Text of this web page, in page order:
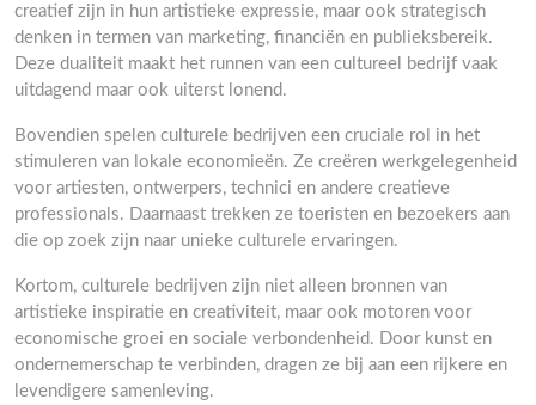
creatief zijn in hun artistieke expressie, maar ook strategisch
denken in termen van marketing, financiën en publieksbereik.
Deze dualiteit maakt het runnen van een cultureel bedrijf vaak
uitdagend maar ook uiterst lonend.
Bovendien spelen culturele bedrijven een cruciale rol in het
stimuleren van lokale economieën. Ze creëren werkgelegenheid
voor artiesten, ontwerpers, technici en andere creatieve
professionals. Daarnaast trekken ze toeristen en bezoekers aan
die op zoek zijn naar unieke culturele ervaringen.
Kortom, culturele bedrijven zijn niet alleen bronnen van
artistieke inspiratie en creativiteit, maar ook motoren voor
economische groei en sociale verbondenheid. Door kunst en
ondernemerschap te verbinden, dragen ze bij aan een rijkere en
levendigere samenleving.